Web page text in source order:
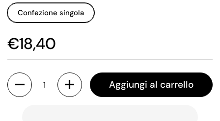
Confezione singola
€18,40
Quantità
Aggiungi al carrello